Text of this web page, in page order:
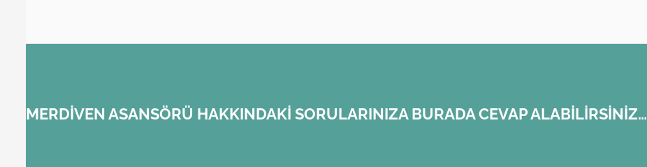
MERDİVEN ASANSÖRÜ HAKKINDAKİ SORULARINIZA BURADA CEVAP ALABİLİRSİNİZ…